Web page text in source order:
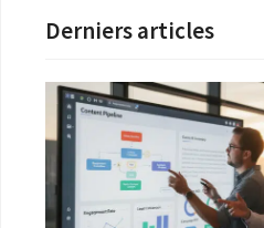
Derniers articles